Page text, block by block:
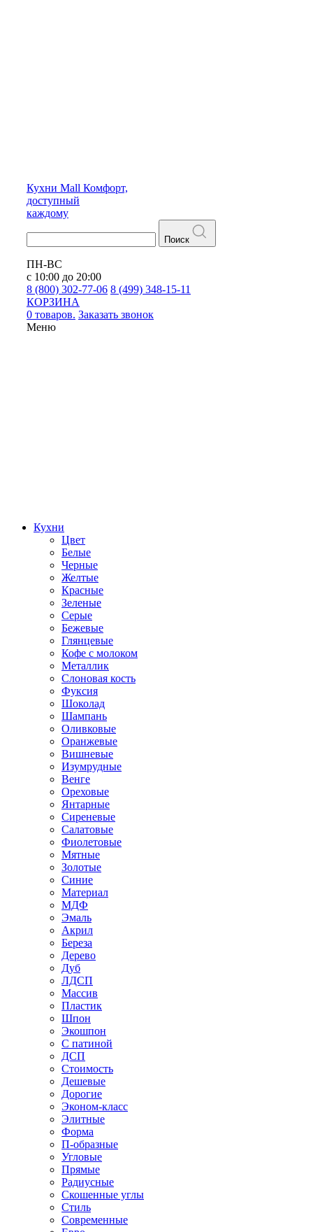
Кухни Mall Комфорт,
доступный
каждому
Поиск
ПН-ВС
с 10:00 до 20:00
8 (800) 302-77-06 8 (499) 348-15-11
КОРЗИНА
0 товаров. Заказать звонок
Меню
Кухни
Цвет
Белые
Черные
Желтые
Красные
Зеленые
Серые
Бежевые
Глянцевые
Кофе с молоком
Металлик
Слоновая кость
Фуксия
Шоколад
Шампань
Оливковые
Оранжевые
Вишневые
Изумрудные
Венге
Ореховые
Янтарные
Сиреневые
Салатовые
Фиолетовые
Мятные
Золотые
Синие
Материал
МДФ
Эмаль
Акрил
Береза
Дерево
Дуб
ЛДСП
Массив
Пластик
Шпон
Экошпон
С патиной
ДСП
Стоимость
Дешевые
Дорогие
Эконом-класс
Элитные
Форма
П-образные
Угловые
Прямые
Радиусные
Скошенные углы
Стиль
Современные